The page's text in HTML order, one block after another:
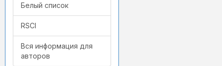
Белый список
RSCI
Вся информация для
авторов